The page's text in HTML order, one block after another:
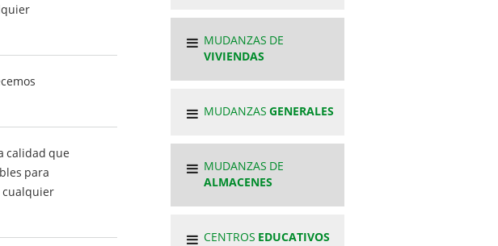
calidad que
para
cualquier
MUDANZAS DE
VIVIENDAS
MUDANZAS GENERALES
MUDANZAS DE
ALMACENES
CENTROS EDUCATIVOS